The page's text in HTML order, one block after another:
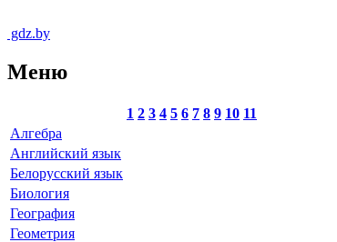
gdz.by
Меню
1 2 3 4 5 6 7 8 9 10 11
Алгебра
Английский язык
Белорусский язык
Биология
География
Геометрия